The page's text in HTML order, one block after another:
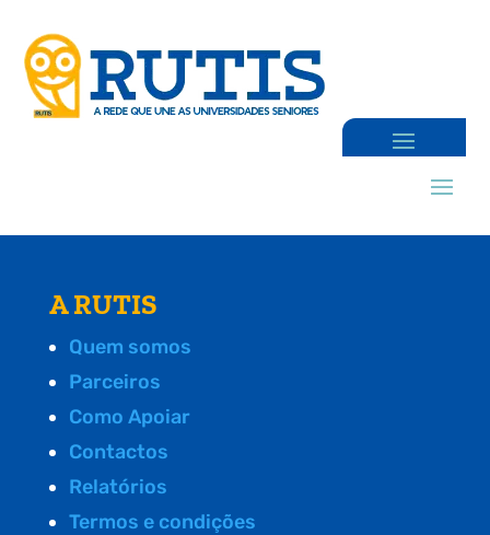
A RUTIS
Quem somos
Parceiros
Como Apoiar
Contactos
Relatórios
Termos e condições